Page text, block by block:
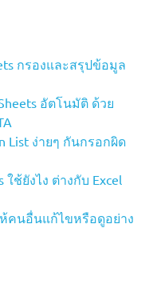
กรองและสรุปข้อมูล
อัตโนมัติ ด้วย
List ง่ายๆ กันกรอกผิด
ใช้ยังไง ต่างกับ Excel
ห้คนอื่นแก้ไขหรือดูอย่าง